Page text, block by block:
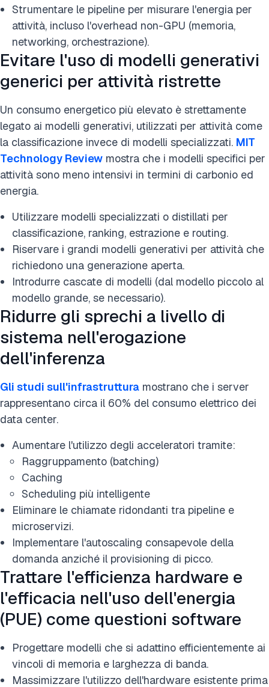
Strumentare le pipeline per misurare l'energia per
attività, incluso l'overhead non-GPU (memoria,
networking, orchestrazione).
Evitare l'uso di modelli generativi
generici per attività ristrette
Un consumo energetico più elevato è strettamente
legato ai modelli generativi, utilizzati per attività come
la classificazione invece di modelli specializzati. MIT
Technology Review mostra che i modelli specifici per
attività sono meno intensivi in termini di carbonio ed
energia.
Utilizzare modelli specializzati o distillati per
classificazione, ranking, estrazione e routing.
Riservare i grandi modelli generativi per attività che
richiedono una generazione aperta.
Introdurre cascate di modelli (dal modello piccolo al
modello grande, se necessario).
Ridurre gli sprechi a livello di
sistema nell'erogazione
dell'inferenza
Gli studi sull'infrastruttura mostrano che i server
rappresentano circa il 60% del consumo elettrico dei
data center.
Aumentare l'utilizzo degli acceleratori tramite:
Raggruppamento (batching)
Caching
Scheduling più intelligente
Eliminare le chiamate ridondanti tra pipeline e
microservizi.
Implementare l'autoscaling consapevole della
domanda anziché il provisioning di picco.
Trattare l'efficienza hardware e
l'efficacia nell'uso dell'energia
(PUE) come questioni software
Progettare modelli che si adattino efficientemente ai
vincoli di memoria e larghezza di banda.
Massimizzare l'utilizzo dell'hardware esistente prima